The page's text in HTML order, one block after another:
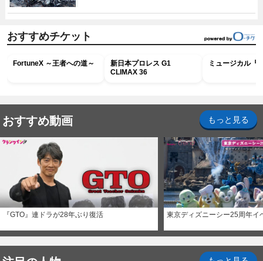
おすすめチケット
FortuneX ～王者への道～
新日本プロレス G1
CLIMAX 36
ミュージカル『
おすすめ動画 もっと見る
『GTO』連ドラが28年ぶり復活 東京ディズニーシー25周年イ